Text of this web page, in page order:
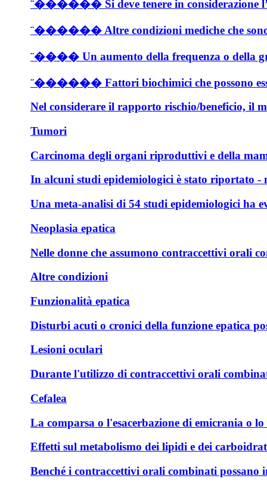
¨������ Si deve tenere in considerazione
¨������ Altre condizioni mediche che sono
¨���� Un aumento della frequenza o della
¨������ Fattori biochimici che possono
Nel considerare il rapporto rischio/beneficio, il
Tumori
Carcinoma degli organi riproduttivi e della
In alcuni studi epidemiologici è stato riportato -
Una meta-analisi di 54 studi epidemiologici ha
Neoplasia epatica
Nelle donne che assumono contraccettivi orali
Altre condizioni
Funzionalità epatica
Disturbi acuti o cronici della funzione epatica
Lesioni oculari
Durante l'utilizzo di contraccettivi orali
Cefalea
La comparsa o l'esacerbazione di emicrania o
Effetti sul metabolismo dei lipidi e dei
Benché i contraccettivi orali combinati possano